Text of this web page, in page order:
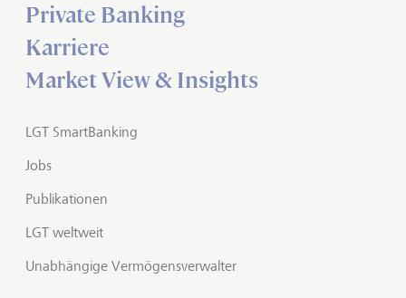
Private Banking
Karriere
Market View & Insights
LGT SmartBanking
Jobs
Publikationen
LGT weltweit
Unabhängige Vermögensverwalter